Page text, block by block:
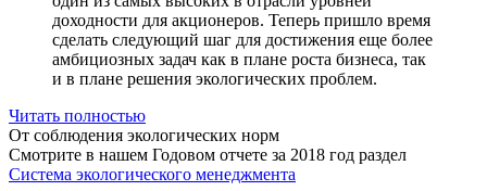
доходности для акционеров. Теперь пришло время
сделать следующий шаг для достижения еще более
амбициозных задач как в плане роста бизнеса, так
и в плане решения экологических проблем.
Читать полностью
От соблюдения экологических норм
Смотрите в нашем Годовом отчете за 2018 год раздел
Система экологического менеджмента